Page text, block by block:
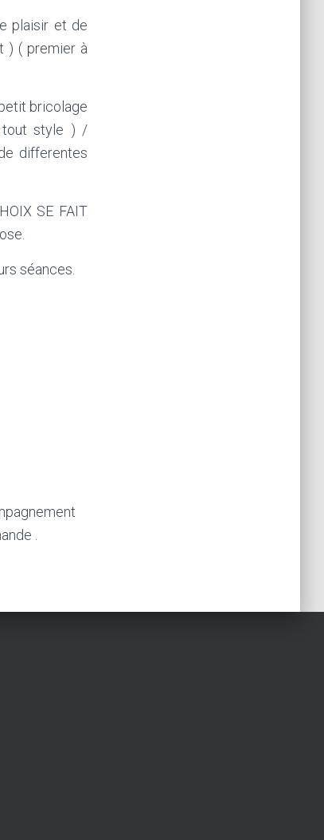
plaisir et de
) ( premier à
bricolage
tout style ) /
differentes
SE FAIT
séances.
.